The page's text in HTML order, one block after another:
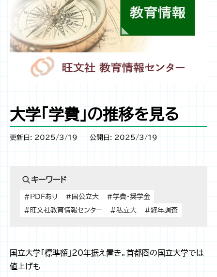
大学「学費」の推移を見る
更新日: 2025/3/19 公開日: 2025/3/19
キーワード
#PDFあり #国公立大
#学費・奨学金
#旺文社教育情報センター
#私立大 #経年調査
国立大学「標準額」20年据え置き。首都圏の国立大学では
値上げも